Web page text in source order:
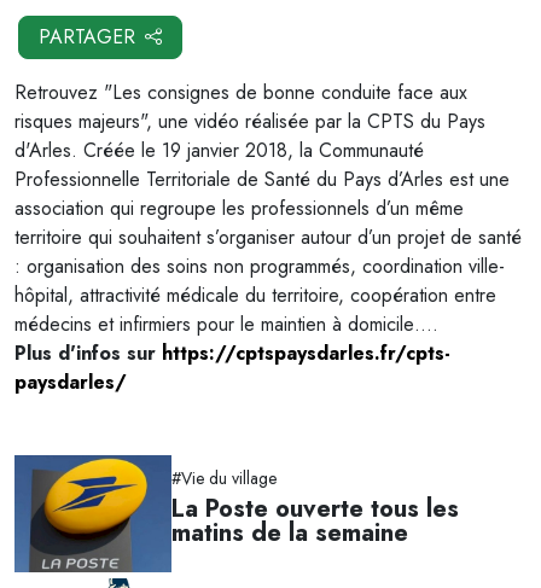
PARTAGER
Retrouvez "Les consignes de bonne conduite face aux
risques majeurs", une vidéo réalisée par la CPTS du Pays
d'Arles. Créée le 19 janvier 2018, la Communauté
Professionnelle Territoriale de Santé du Pays d’Arles est une
association qui regroupe les professionnels d’un même
territoire qui souhaitent s’organiser autour d’un projet de santé
: organisation des soins non programmés, coordination ville-
hôpital, attractivité médicale du territoire, coopération entre
médecins et infirmiers pour le maintien à domicile….
Plus d'infos sur https://cptspaysdarles.fr/cpts-
paysdarles/
#Vie du village
La Poste ouverte tous les
matins de la semaine